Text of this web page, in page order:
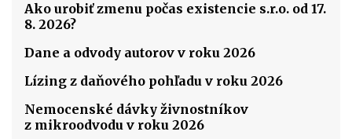
Ako urobiť zmenu počas existencie s.r.o. od 17.
8. 2026?
Dane a odvody autorov v roku 2026
Lízing z daňového pohľadu v roku 2026
Nemocenské dávky živnostníkov
z mikroodvodu v roku 2026